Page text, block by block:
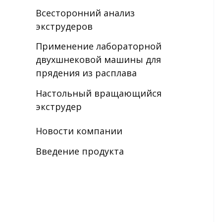
Всесторонний анализ
экструдеров
Применение лабораторной
двухшнековой машины для
прядения из расплава
Настольный вращающийся
экструдер
Новости компании
Введение продукта